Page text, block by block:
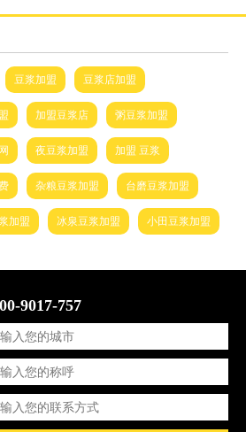
豆浆加盟 豆浆店加盟
加盟豆浆店 粥豆浆加盟
夜豆浆加盟 加盟 豆浆
杂粮豆浆加盟 台磨豆浆加盟
加盟 冰泉豆浆加盟 小田豆浆加盟
9017-757